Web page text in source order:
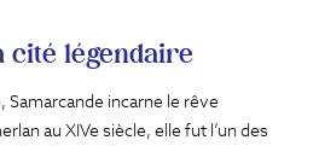
cité légendaire
Samarcande incarne le rêve
au XIVe siècle, elle fut l’un des